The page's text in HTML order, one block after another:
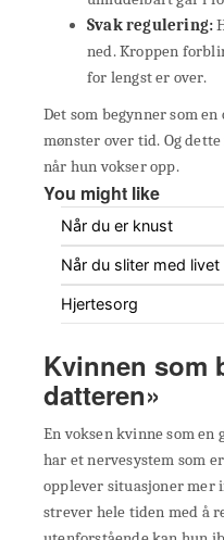
Svak regulering:
ned. Kroppen
for lengst er over.
Det som begynner som
mønster over tid. Og
når hun vokser opp.
You might like
Når du er knust
Når du sliter med livet
Hjertesorg
Kvinnen som
datteren»
En voksen kvinne som en
har et nervesystem som
opplever situasjoner mer
strever hele tiden med å